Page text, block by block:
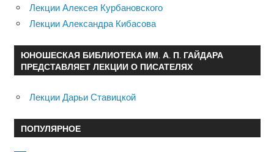
Лекции Алексея Курбановского
Лекции Александра Кибасова
ЮНОШЕСКАЯ БИБЛИОТЕКА ИМ. А. П. ГАЙДАРА
ПРЕДСТАВЛЯЕТ ЛЕКЦИИ О ПИСАТЕЛЯХ
Лекции Дарьи Ставицкой
ПОПУЛЯРНОЕ